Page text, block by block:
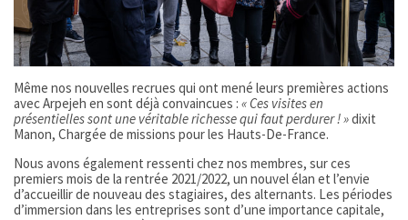
Même nos nouvelles recrues qui ont mené leurs premières actions
avec Arpejeh en sont déjà convaincues : « Ces visites en
présentielles sont une véritable richesse qui faut perdurer ! »dixit
Manon, Chargée de missions pour les Hauts-De-France.
Nous avons également ressenti chez nos membres, sur ces
premiers mois de la rentrée 2021/2022, un nouvel élan et l’envie
d’accueillir de nouveau des stagiaires, des alternants. Les périodes
d’immersion dans les entreprises sont d’une importance capitale,